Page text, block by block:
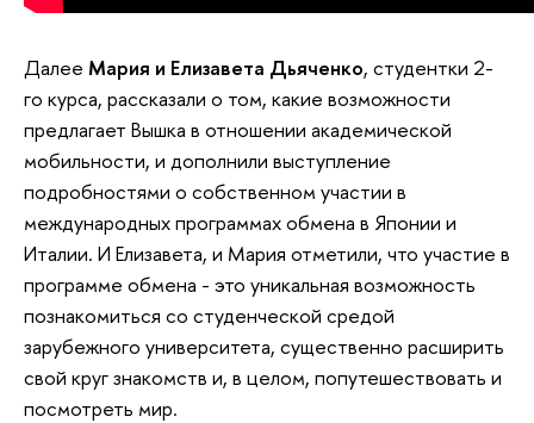
Далее Мария и Елизавета Дьяченко, студентки 2-
го курса, рассказали о том, какие возможности
предлагает Вышка в отношении академической
мобильности, и дополнили выступление
подробностями о собственном участии в
международных программах обмена в Японии и
Италии. И Елизавета, и Мария отметили, что участие в
программе обмена - это уникальная возможность
познакомиться со студенческой средой
зарубежного университета, существенно расширить
свой круг знакомств и, в целом, попутешествовать и
посмотреть мир.